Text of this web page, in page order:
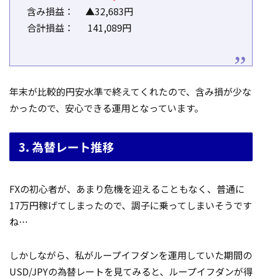
含み損益： ▲32,683円
合計損益： 141,089円
年末が比較的円安水準で終えてくれたので、含み損が少な
かったので、安心できる運用となっています。
3. 為替レート推移
FXの初心者が、あまり危機を迎えることもなく、普通に
17万円稼げてしまったので、調子に乗ってしまいそうです
ね…
しかしながら、私がループイフダンを運用していた期間の
USD/JPYの為替レートを見てみると、ループイフダンが得